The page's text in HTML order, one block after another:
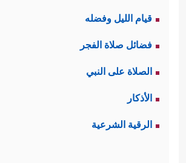
قيام الليل وفضله
فضائل صلاة الفجر
الصلاة على النبي
الأذكار
الرقية الشرعية